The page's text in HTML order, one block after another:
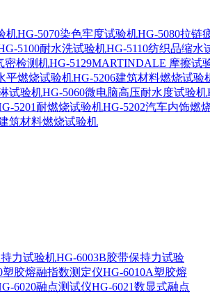
机HG-5070染色牢度试验机HG-5080拉链
5100耐水洗试验机HG-5110纺织品缩水
密检测机HG-5129MARTINDALE 摩擦试
平燃烧试验机HG-5206建筑材料燃烧试验
试验机HG-5060微电脑高压耐水度试验机
5201耐燃烧试验机HG-5202汽车内饰燃
筑材料燃烧试验机
力试验机HG-6003B胶带保持力试验
塑胶熔融指数测定仪HG-6010A塑胶熔
6020融点测试仪HG-6021数显式融点